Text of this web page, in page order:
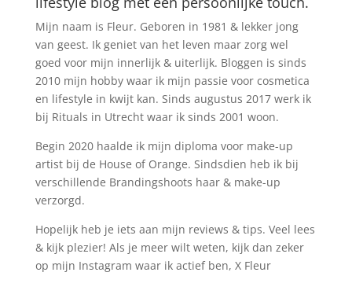
Mijn naam is Fleur. Geboren in 1981 & lekker jong
van geest. Ik geniet van het leven maar zorg wel
goed voor mijn innerlijk & uiterlijk. Bloggen is sinds
2010 mijn hobby waar ik mijn passie voor cosmetica
en lifestyle in kwijt kan. Sinds augustus 2017 werk ik
bij Rituals in Utrecht waar ik sinds 2001 woon.
Begin 2020 haalde ik mijn diploma voor make-up
artist bij de House of Orange. Sindsdien heb ik bij
verschillende Brandingshoots haar & make-up
verzorgd.
Hopelijk heb je iets aan mijn reviews & tips. Veel lees
& kijk plezier! Als je meer wilt weten, kijk dan zeker
op mijn Instagram waar ik actief ben, X Fleur